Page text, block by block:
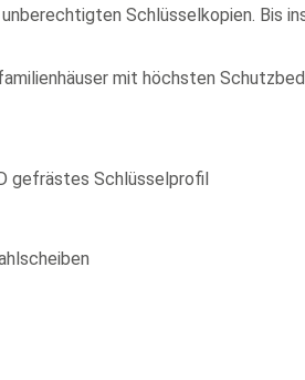
Schlüsselkopien. Bis
mit höchsten
gefrästes Schlüsselprofil